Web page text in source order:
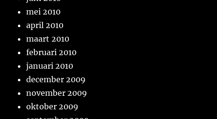
mei 2010
april 2010
maart 2010
februari 2010
januari 2010
december 2009
november 2009
oktober 2009